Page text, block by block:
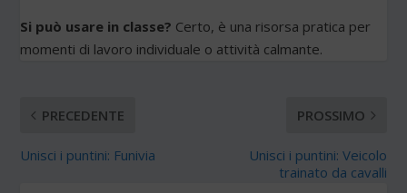
Si può usare in classe? Certo, è una risorsa pratica per
momenti di lavoro individuale o attività calmante.
PRECEDENTE
Unisci i puntini: Funivia
PROSSIMO
Unisci i puntini: Veicolo
trainato da cavalli